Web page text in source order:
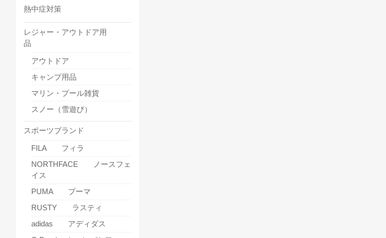
熱中症対策
レジャー・アウトドア用
品
アウトドア
キャンプ用品
マリン・プール雑貨
スノー（雪遊び）
スポーツブランド
FILA フィラ
NORTHFACE ノースフェ
イス
PUMA プーマ
RUSTY ラスティ
adidas アディダス